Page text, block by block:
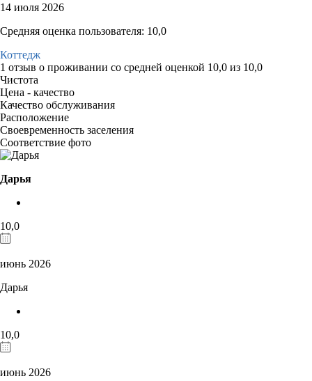
14 июля 2026
Средняя оценка пользователя: 10,0
Коттедж
1 отзыв о проживании со средней оценкой 10,0 из 10,0
Чистота
Цена - качество
Качество обслуживания
Расположение
Своевременность заселения
Соответствие фото
Дарья
10,0
июнь 2026
Дарья
10,0
июнь 2026